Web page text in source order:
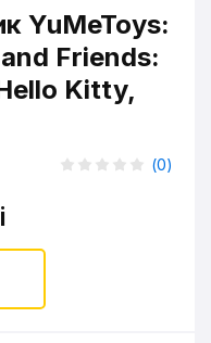
YuMeToys:
Friends:
Kitty,
(0)